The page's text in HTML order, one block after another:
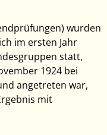
wurden
im ersten Jahr
statt,
1924 bei
angetreten war,
mit